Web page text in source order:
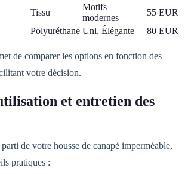
Tissu
Motifs
modernes
55 EUR
Polyuréthane Uni, Élégante 80 EUR
de comparer les options en fonction des
votre décision.
et entretien des
de votre housse de canapé imperméable,
pratiques :